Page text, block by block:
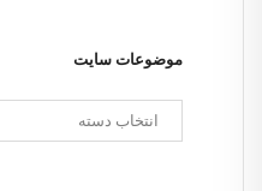
موضوعات سایت